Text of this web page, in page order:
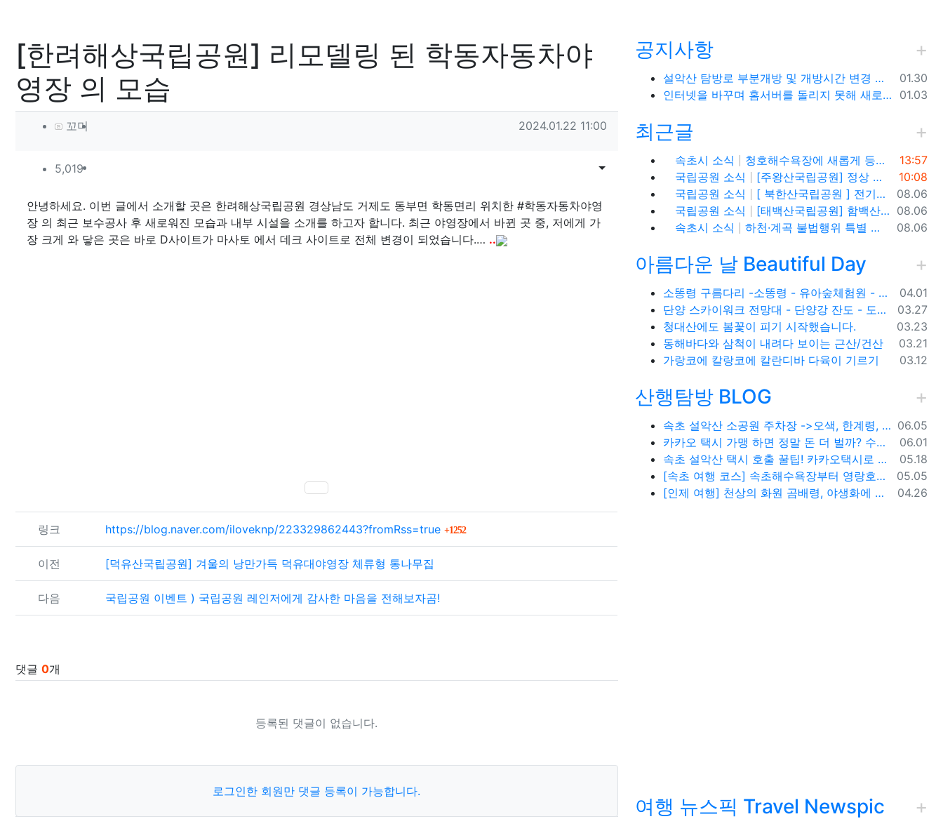
[한려해상국립공원] 리모델링 된 학동자동차야
영장 의 모습
작성자 정보
꼬미 작성일
2024.01.22 11:00
컨텐츠 정보
5,019조회 목록게시물 옵션
본문
안녕하세요. 이번 글에서 소개할 곳은 한려해상국립공원 경상남도 거제도 동부면 학동면리 위치한 #학동자동차야영
장 의 최근 보수공사 후 새로워진 모습과 내부 시설을 소개를 하고자 합니다. 최근 야영장에서 바뀐 곳 중, 저에게 가
장 크게 와 닿은 곳은 바로 D사이트가 마사토 에서 데크 사이트로 전체 변경이 되었습니다.… ..
SNS 공유
관련자료
링크 https://blog.naver.com/iloveknp/223329862443?fromRss=true 1252회 연결
이전 [덕유산국립공원] 겨울의 낭만가득 덕유대야영장 체류형 통나무집
다음 국립공원 이벤트 ) 국립공원 레인저에게 감사한 마음을 전해보자곰!
댓글 0개
등록된 댓글이 없습니다.
로그인한 회원만 댓글 등록이 가능합니다.
공지사항
등록일
01.30
설악산 탐방로 부분개방 및 개방시간 변경 안내(1.26.(금), 04:00 기준)
등록일
01.03
인터넷을 바꾸며 홈서버를 돌리지 못해 새로 시작합니다.
최근글
등록일
13:57
속초시 소식
청호해수욕장에 새롭게 등장한 아름다운 조형물! ✨
등록일
10:08
국립공원 소식
[주왕산국립공원] 정상 주봉 코스와 용추협곡 트래킹
등록일
08.06
국립공원 소식
[ 북한산국립공원 ] 전기차,수소차 등 무공해차량만 이용할 수 있는100% 친환경 야영장 - 북한산 사기막야영장
등록일
08.06
국립공원 소식
[태백산국립공원] 함백산, 운무가 가득한 싱그러운 풍경 속을 걷다
등록일
08.06
속초시 소식 하천·계곡 불법행위 특별 단속기간 운영
아름다운 날 Beautiful Day
등록일
04.01
소똥령 구름다리 -소똥령 - 유아숲체험원 - 장신유원지 / 캠핑장
등록일
03.27
단양 스카이워크 전망대 - 단양강 잔도 - 도담삼봉 / 석문 - 영월 청령포 입장료 주차료
등록일
03.23
청대산에도 봄꽃이 피기 시작했습니다.
등록일
03.21
동해바다와 삼척이 내려다 보이는 근산/건산
등록일
03.12
가랑코에 칼랑코에 칼란디바 다육이 기르기
산행탐방 BLOG
등록일
06.05
속초 설악산 소공원 주차장 ->오색, 한계령, 남교리, 백담사 용대리 택시 예약 방법
등록일
06.01
카카오 택시 가맹 하면 정말 돈 더 벌까? 수수료 대비 수익 분석과 비가맹의 영리한 선택
등록일
05.18
속초 설악산 택시 호출 꿀팁! 카카오택시로 빠르고 편하게 이용하는 방법
등록일
05.05
[속초 여행 코스] 속초해수욕장부터 영랑호까지, 꼭 가봐야 할 BEST 5
등록일
04.26
[인제 여행] 천상의 화원 곰배령, 야생화에 물들다 (예약 및 코스 팁)
여행 뉴스픽 Travel Newspic